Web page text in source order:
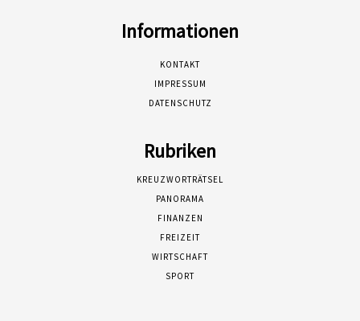
Informationen
KONTAKT
IMPRESSUM
DATENSCHUTZ
Rubriken
KREUZWORTRÄTSEL
PANORAMA
FINANZEN
FREIZEIT
WIRTSCHAFT
SPORT